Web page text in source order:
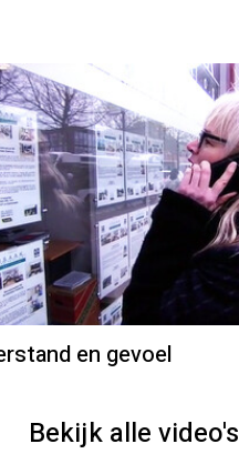
en gevoel
Bekijk alle video's